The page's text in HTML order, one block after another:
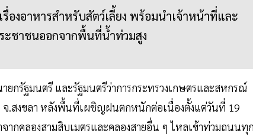
องอาหารสำหรับสัตว์เลี้ยง พร้อมนำเจ้าหน้าที่และ
ะชาชนออกจากพื้นที่น้ำท่วมสูง
ยกรัฐมนตรี และรัฐมนตรีว่าการกระทรวงเกษตรและสหกรณ์
.สงขลา หลังพื้นที่เผชิญฝนตกหนักต่อเนื่องตั้งแต่วันที่ 19
ากคลองสามสิบเมตรและคลองสายอื่น ๆ ไหลเข้าท่วมถนนทุ